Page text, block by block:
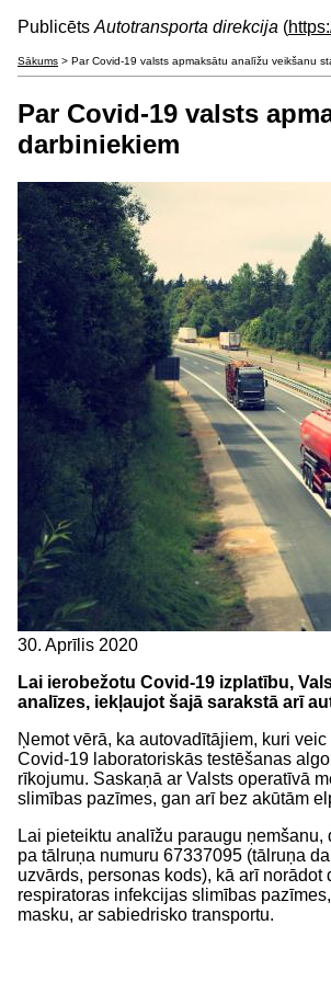
Publicēts Autotransporta direkcija (
Sākums > Par Covid-19 valsts apmaksātu analīžu veikšanu
Par Covid-19 valsts
darbiniekiem
30. Aprīlis 2020
Lai ierobežotu Covid-19 izplatību,
analīzes, iekļaujot šajā sarakstā arī
Ņemot vērā, ka autovadītājiem, kuri
Covid-19 laboratoriskās testēšanas
rīkojumu. Saskaņā ar Valsts operatīvā
slimības pazīmes, gan arī bez akūtām
Lai pieteiktu analīžu paraugu
pa tālruņa numuru 67337095 (tālruņa
uzvārds, personas kods), kā arī
respiratoras infekcijas slimības
masku, ar sabiedrisko transportu.